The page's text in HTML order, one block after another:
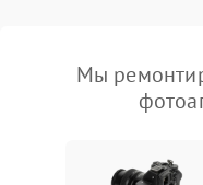
Мы